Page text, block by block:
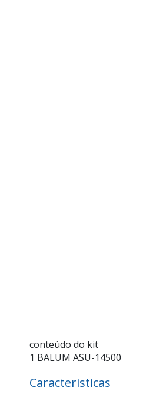
conteúdo do kit
1 BALUM ASU-14500
Caracteristicas